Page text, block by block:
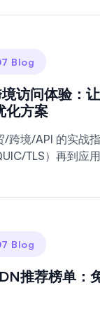
Blog
访问体验：
化方案
/跨境/API 的实战
TLS）再到应
Blog
推荐榜单：